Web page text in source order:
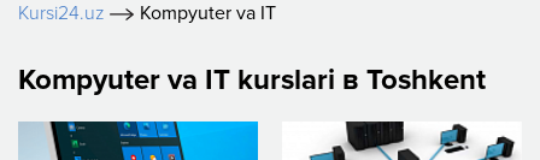
Kursi24.uz Kompyuter va IT
Kompyuter va IT kurslari в Toshkent